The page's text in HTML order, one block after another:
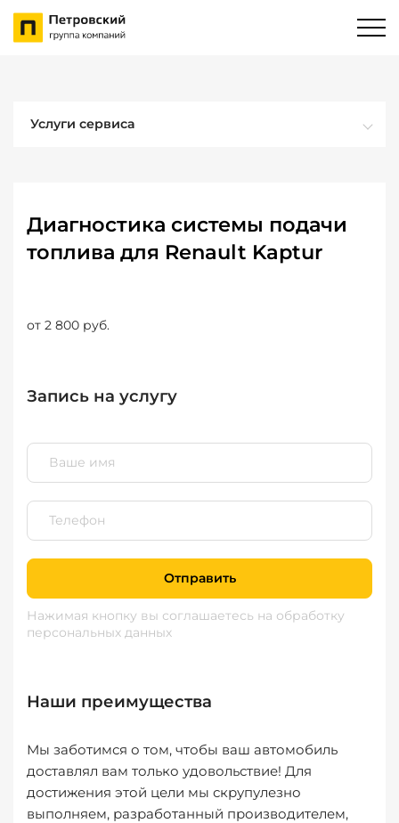
Услуги сервиса
Диагностика системы подачи
топлива для Renault Kaptur
от 2 800 руб.
Запись на услугу
Отправить
Нажимая кнопку вы соглашаетесь на обработку
персональных данных
Наши преимущества
Мы заботимся о том, чтобы ваш автомобиль
доставлял вам только удовольствие! Для
достижения этой цели мы скрупулезно
выполняем, разработанный производителем,